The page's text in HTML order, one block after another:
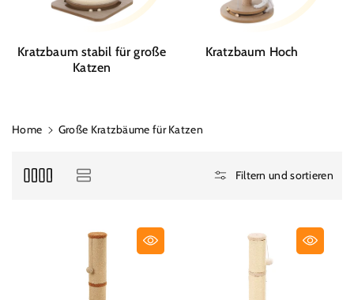
Kratzbaum stabil für große
Katzen
Kratzbaum Hoch
Home Große Kratzbäume für Katzen
Filtern und sortieren